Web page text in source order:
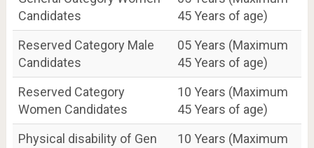
Candidates
45 Years of age)
Reserved Category Male
Candidates
05 Years (Maximum
45 Years of age)
Reserved Category
Women Candidates
10 Years (Maximum
45 Years of age)
Physical disability of Gen
10 Years (Maximum